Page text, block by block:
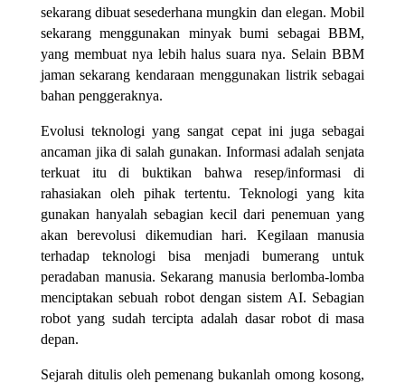
sekarang dibuat sesederhana mungkin dan elegan. Mobil
sekarang menggunakan minyak bumi sebagai BBM,
yang membuat nya lebih halus suara nya. Selain BBM
jaman sekarang kendaraan menggunakan listrik sebagai
bahan penggeraknya.
Evolusi teknologi yang sangat cepat ini juga sebagai
ancaman jika di salah gunakan. Informasi adalah senjata
terkuat itu di buktikan bahwa resep/informasi di
rahasiakan oleh pihak tertentu. Teknologi yang kita
gunakan hanyalah sebagian kecil dari penemuan yang
akan berevolusi dikemudian hari. Kegilaan manusia
terhadap teknologi bisa menjadi bumerang untuk
peradaban manusia. Sekarang manusia berlomba-lomba
menciptakan sebuah robot dengan sistem AI. Sebagian
robot yang sudah tercipta adalah dasar robot di masa
depan.
Sejarah ditulis oleh pemenang bukanlah omong kosong,